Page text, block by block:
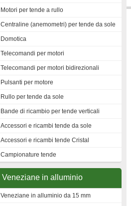
Motori per tende a rullo
Centraline (anemometri) per tende da sole
Domotica
Telecomandi per motori
Telecomandi per motori bidirezionali
Pulsanti per motore
Rullo per tende da sole
Bande di ricambio per tende verticali
Accessori e ricambi tende da sole
Accessori e ricambi tende Cristal
Campionature tende
Veneziane in alluminio
Veneziane in alluminio da 15 mm